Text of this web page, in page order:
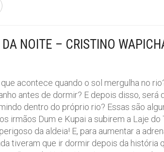
NOITE – CRISTINO
acontece quando o sol mergulha no
antes de dormir? E depois disso, será
dentro do próprio rio? Essas são
irmãos Dum e Kupai a subirem a Laje do
da aldeia! E, para aumentar a
tiveram que ir dormir depois da história